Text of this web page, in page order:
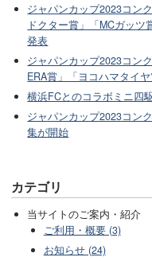
ジャパンカップ2023コン
ドクター賞」「MCガッ
発表
ジャパンカップ2023コン
ERA賞」「ヨコハマタイ
横浜FCとのコラボミニ四
ジャパンカップ2023コン
集が開始
カテゴリ
当サイトのご案内・紹介
ご利用・概要 (3)
お知らせ (24)